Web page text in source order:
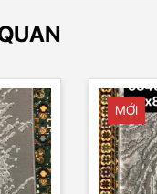
MỚI